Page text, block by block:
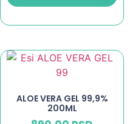
ALOE VERA GEL 99,9%
200ML